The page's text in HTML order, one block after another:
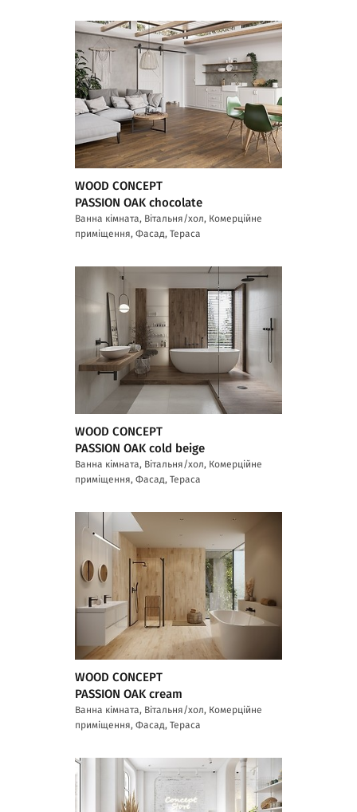
WOOD CONCEPT
PASSION OAK chocolate
Ванна кімната, Вітальня/хол, Комерційне
приміщення, Фасад, Тераса
WOOD CONCEPT
PASSION OAK cold beige
Ванна кімната, Вітальня/хол, Комерційне
приміщення, Фасад, Тераса
WOOD CONCEPT
PASSION OAK cream
Ванна кімната, Вітальня/хол, Комерційне
приміщення, Фасад, Тераса